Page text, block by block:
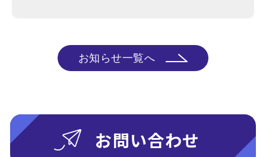
お知らせ一覧へ
お問い合わせ